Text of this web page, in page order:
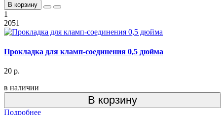
В корзину
1
2051
Прокладка для кламп-соединения 0,5 дюйма
20 р.
в наличии
В корзину
Подробнее